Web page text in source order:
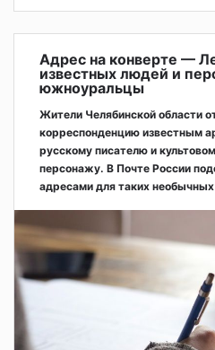
Адрес на конверте —
известных людей и
южноуральцы
Жители Челябинской области
корреспонденцию известным
русскому писателю и
персонажу. В Почте России
адресами для таких необычных